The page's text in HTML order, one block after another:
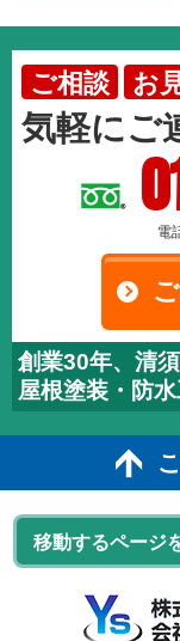
ご相談 お
気軽にご
電
創業30年、清
屋根塗装・防